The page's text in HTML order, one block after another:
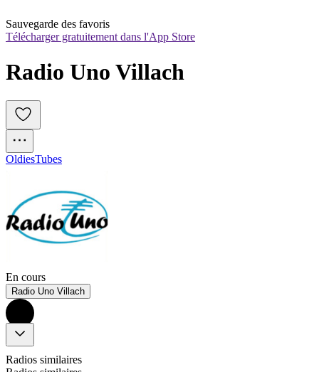
Sauvegarde des favoris
Télécharger gratuitement dans l'App Store
Radio Uno Villach
OldiesTubes
En cours
Radio Uno Villach
Radios similaires